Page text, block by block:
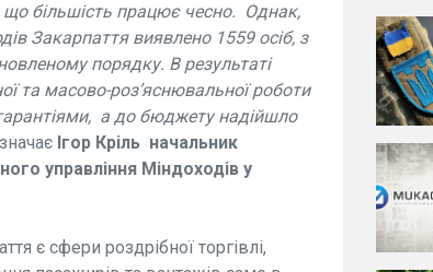
більшість працює чесно. Однак,
Закарпаття виявлено 1559 осіб, з
порядку. В результаті
та масово-роз’яснювальної роботи
а до бюджету надійшло
Ігор Кріль начальник
управління Міндоходів у
є сфери роздрібної торгівлі,